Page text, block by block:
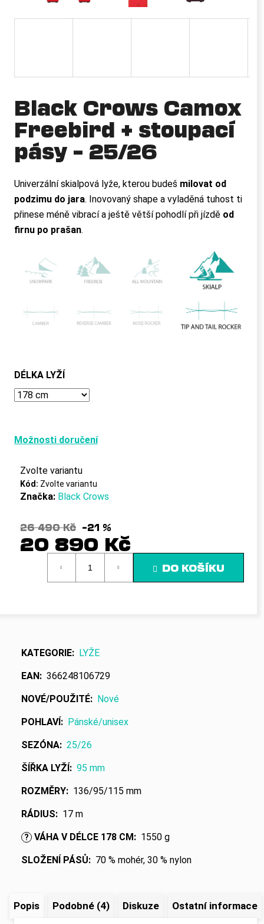
Black Crows Camox
Freebird + stoupací
pásy – 25/26
Univerzální skialpová lyže, kterou budeš milovat od
podzimu do jara. Inovovaný shape a vyladěná tuhost ti
přinese méně vibrací a ještě větší pohodlí při jízdě od
firnu po prašan.
DÉLKA LYŽÍ
Možnosti doručení
Zvolte variantu
Kód: Zvolte variantu
Značka: Black Crows
26 490 Kč –21 %
20 890 Kč
DO KOŠÍKU
KATEGORIE: LYŽE
EAN : 366248106729
NOVÉ/POUŽITÉ: Nové
POHLAVÍ : Pánské/unisex
SEZÓNA: 25/26
ŠÍŘKA LYŽÍ : 95 mm
ROZMĚRY: 136/95/115 mm
RÁDIUS: 17 m
? VÁHA V DÉLCE 178 CM : 1550 g
SLOŽENÍ PÁSŮ: 70 % mohér, 30 % nylon
Popis Podobné (4) Diskuze Ostatní informace
a
?
HLEDAT
D
o
p
o
m